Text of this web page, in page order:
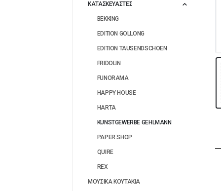
ΚΑΤΑΣΚΕΥΑΣΤΕΣ
BEKKING
EDITION GOLLONG
EDITION TAUSENDSCHOEN
FRIDOLIN
FUNORAMA
HAPPY HOUSE
HARTA
KUNSTGEWERBE GEHLMANN
PAPER SHOP
QUIRE
REX
ΜΟΥΣΙΚΑ ΚΟΥΤΑΚΙΑ